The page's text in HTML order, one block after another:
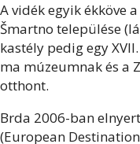
A vidék egyik ékköve
Šmartno települése
kastély pedig egy
ma múzeumnak és a
otthont.
Brda 2006-ban
(European